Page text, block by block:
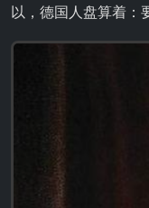
以，德国人盘算着：